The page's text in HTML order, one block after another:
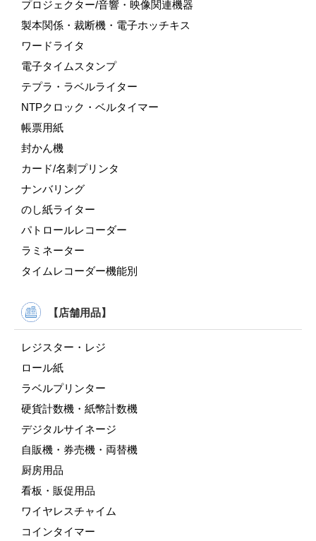
プロジェクター/音響・映像関連機器
製本関係・裁断機・電子ホッチキス
ワードライタ
電子タイムスタンプ
テプラ・ラベルライター
NTPクロック・ベルタイマー
帳票用紙
封かん機
カード/名刺プリンタ
ナンバリング
のし紙ライター
パトロールレコーダー
ラミネーター
タイムレコーダー機能別
【店舗用品】
レジスター・レジ
ロール紙
ラベルプリンター
硬貨計数機・紙幣計数機
デジタルサイネージ
自販機・券売機・両替機
厨房用品
看板・販促用品
ワイヤレスチャイム
コインタイマー